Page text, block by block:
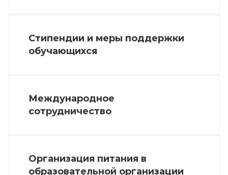
Стипендии и меры поддержки
обучающихся
Международное
сотрудничество
Организация питания в
образовательной организации